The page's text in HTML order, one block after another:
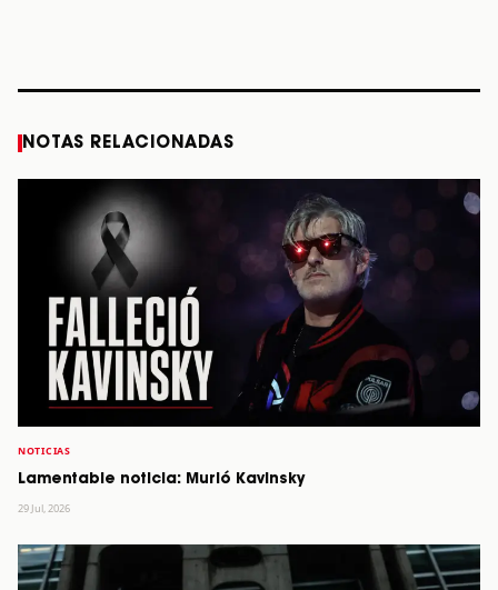
NOTAS RELACIONADAS
NOTICIAS
Lamentable noticia: Murió Kavinsky
29 Jul, 2026